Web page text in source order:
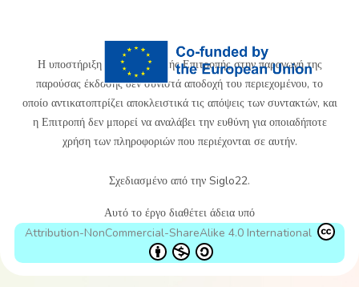
Η υποστήριξη της Ευρωπαϊκής Επιτροπής στην παραγωγή της
παρούσας έκδοσης δεν συνιστά αποδοχή του περιεχομένου, το
οποίο αντικατοπτρίζει αποκλειστικά τις απόψεις των συντακτών, και
η Επιτροπή δεν μπορεί να αναλάβει την ευθύνη για οποιαδήποτε
χρήση των πληροφοριών που περιέχονται σε αυτήν.
Σχεδιασμένο από την Siglo22.
Αυτό το έργο διαθέτει άδεια υπό
Attribution-NonCommercial-ShareAlike 4.0 International